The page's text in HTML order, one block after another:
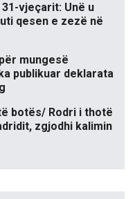
vjeçarit: Unë u
qesen e zezë në
mungesë
publikuar deklarata
botës/ Rodri i thotë
zgjodhi kalimin